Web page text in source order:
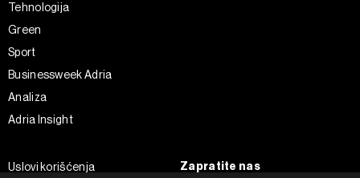
Tehnologija
Green
Sport
Businessweek Adria
Analiza
Adria Insight
Uslovi korišćenja Zapratite nas